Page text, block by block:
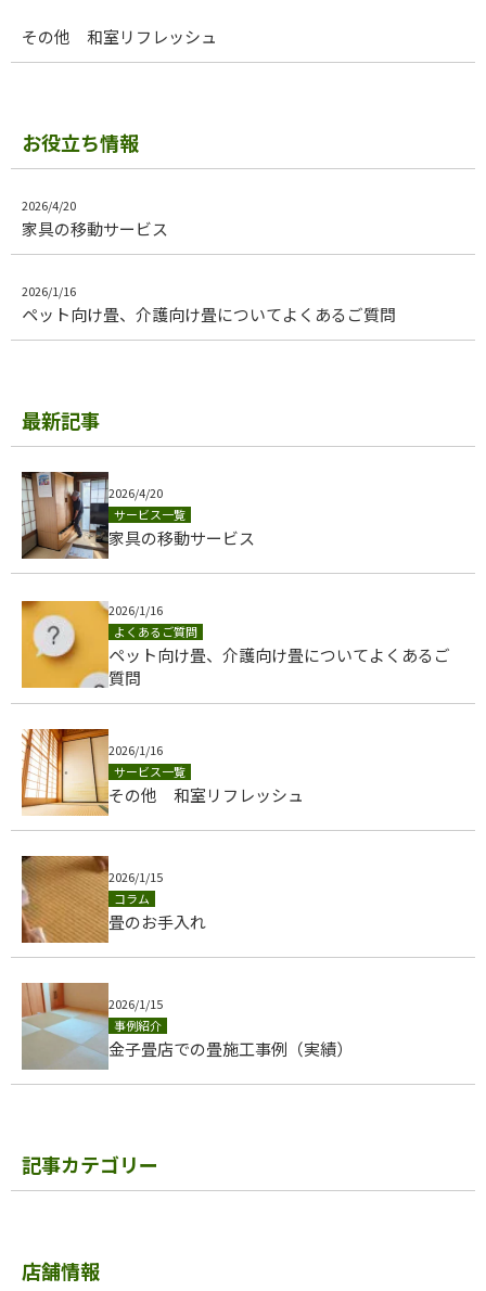
その他 和室リフレッシュ
お役立ち情報
2026/4/20
家具の移動サービス
2026/1/16
ペット向け畳、介護向け畳についてよくあるご質問
最新記事
2026/4/20
サービス一覧
家具の移動サービス
2026/1/16
よくあるご質問
ペット向け畳、介護向け畳についてよくあるご
質問
2026/1/16
サービス一覧
その他 和室リフレッシュ
2026/1/15
コラム
​​畳のお手入れ
2026/1/15
事例紹介
金子畳店での畳施工事例（実績）
記事カテゴリー
店舗情報